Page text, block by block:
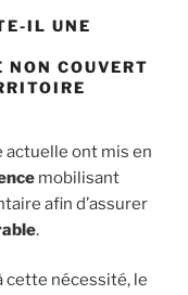
IL UNE
NON COUVERT
actuelle ont mis en
mobilisant
afin d’assurer
.
cette nécessité, le